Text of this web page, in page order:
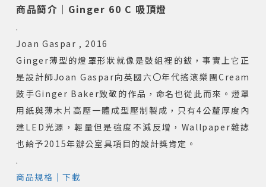
商品簡介｜Ginger 60 C 吸頂燈
.
Joan Gaspar , 2016
Ginger薄型的燈罩形狀就像是鼓組裡的鈸，事實上它正
是設計師Joan Gaspar向英國六〇年代搖滾樂團Cream
鼓手Ginger Baker致敬的作品，命名也從此而來。燈罩
用紙與薄木片高壓一體成型壓制製成，只有4公釐厚度內
建LED光源，輕量但是強度不減反增，Wallpaper雜誌
也給予2015年辦公室具項目的設計獎肯定。
.
商品規格｜下載